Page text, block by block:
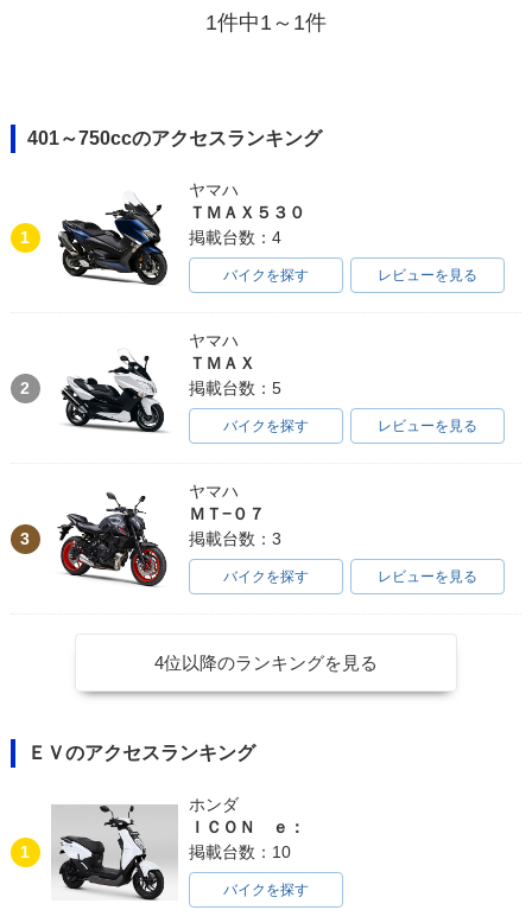
1件中1～1件
401～750ccのアクセスランキング
1
ヤマハ
ＴＭＡＸ５３０
掲載台数：4
バイクを探す レビューを見る
2
ヤマハ
ＴＭＡＸ
掲載台数：5
バイクを探す レビューを見る
3
ヤマハ
ＭＴ−０７
掲載台数：3
バイクを探す レビューを見る
4位以降のランキングを見る
ＥＶのアクセスランキング
1
ホンダ
ＩＣＯＮ ｅ：
掲載台数：10
バイクを探す